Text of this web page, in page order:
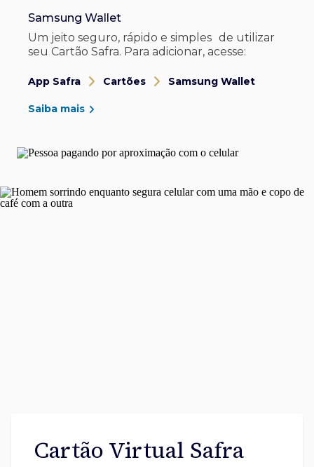
Samsung Wallet
Um jeito seguro, rápido e simples de utilizar
seu Cartão Safra. Para adicionar, acesse:
App Safra Cartões Samsung Wallet
Saiba mais
Cartão Virtual Safra